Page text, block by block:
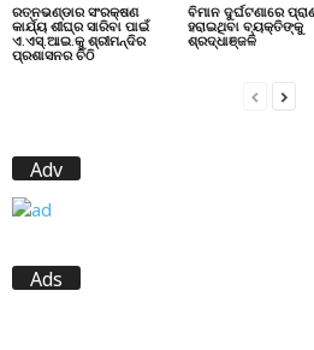
ରତ୍ନଭଣ୍ଡାର ସଂରକ୍ଷଣ
କାର୍ଯ୍ୟ ଶୀଘ୍ର ସାରିବା ପାଇଁ
ଏ.ଏସ୍.ଆଇ.କୁ ଶ୍ରୀମନ୍ଦିର
ପ୍ରଶାସନର ଚିଠି
ବିମାନ ଦୁର୍ଘଟଣାରେ
ହରାଇଥିବା ବ୍ୟକ୍ତିଙ୍କୁ
ଶ୍ରଦ୍ଧାଞ୍ଜଳି
Adv
Ads